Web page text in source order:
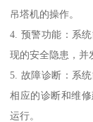
吊塔机的操作。
4. 预警功能：系
现的安全隐患，并
5. 故障诊断：系
相应的诊断和维
运行。